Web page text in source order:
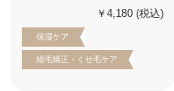
￥4,180 (税込)
保湿ケア
縮毛矯正・くせ毛ケア